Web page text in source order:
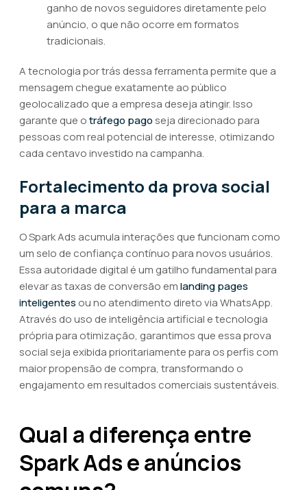
ganho de novos seguidores diretamente pelo
anúncio, o que não ocorre em formatos
tradicionais.
A tecnologia por trás dessa ferramenta permite que a
mensagem chegue exatamente ao público
geolocalizado que a empresa deseja atingir. Isso
garante que otráfego pago seja direcionado para
pessoas com real potencial de interesse, otimizando
cada centavo investido na campanha.
Fortalecimento da prova social
para a marca
O Spark Ads acumula interações que funcionam como
um selo de confiança contínuo para novos usuários.
Essa autoridade digital é um gatilho fundamental para
elevar as taxas de conversão emlanding pages
inteligentes ou no atendimento direto via WhatsApp.
Através do uso de inteligência artificial e tecnologia
própria para otimização, garantimos que essa prova
social seja exibida prioritariamente para os perfis com
maior propensão de compra, transformando o
engajamento em resultados comerciais sustentáveis.
Qual a diferença entre
Spark Ads e anúncios